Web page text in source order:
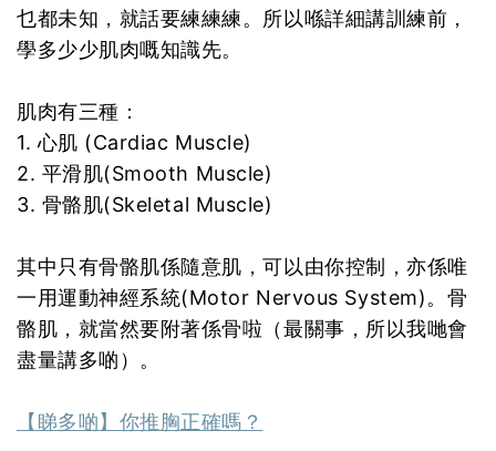
乜都未知，就話要練練練。所以喺詳細講訓練前，
學多少少肌肉嘅知識先。
肌肉有三種：
1. 心肌 (Cardiac Muscle)
2. 平滑肌(Smooth Muscle)
3. 骨骼肌(Skeletal Muscle)
其中只有骨骼肌係隨意肌，可以由你控制，亦係唯
一用運動神經系統(Motor Nervous System)。骨
骼肌，就當然要附著係骨啦（最關事，所以我哋會
盡量講多啲）。
【睇多啲】你推胸正確嗎？